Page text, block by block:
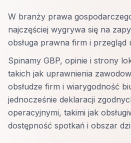
W branży prawa
najczęściej wygrywa się na
obsługa prawna firm i przegląd
Spinamy GBP, opinie i strony
takich jak uprawnienia
obsłudze firm i wiarygodność
jednocześnie deklaracji
operacyjnymi, takimi jak
dostępność spotkań i obszar